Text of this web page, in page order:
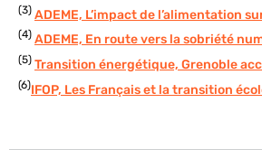
(3) ADEME, L’impact de l’alimentation
(4) ADEME, En route vers la sobriété
(5) Transition énergétique, Grenoble
(6)IFOP, Les Français et la transition